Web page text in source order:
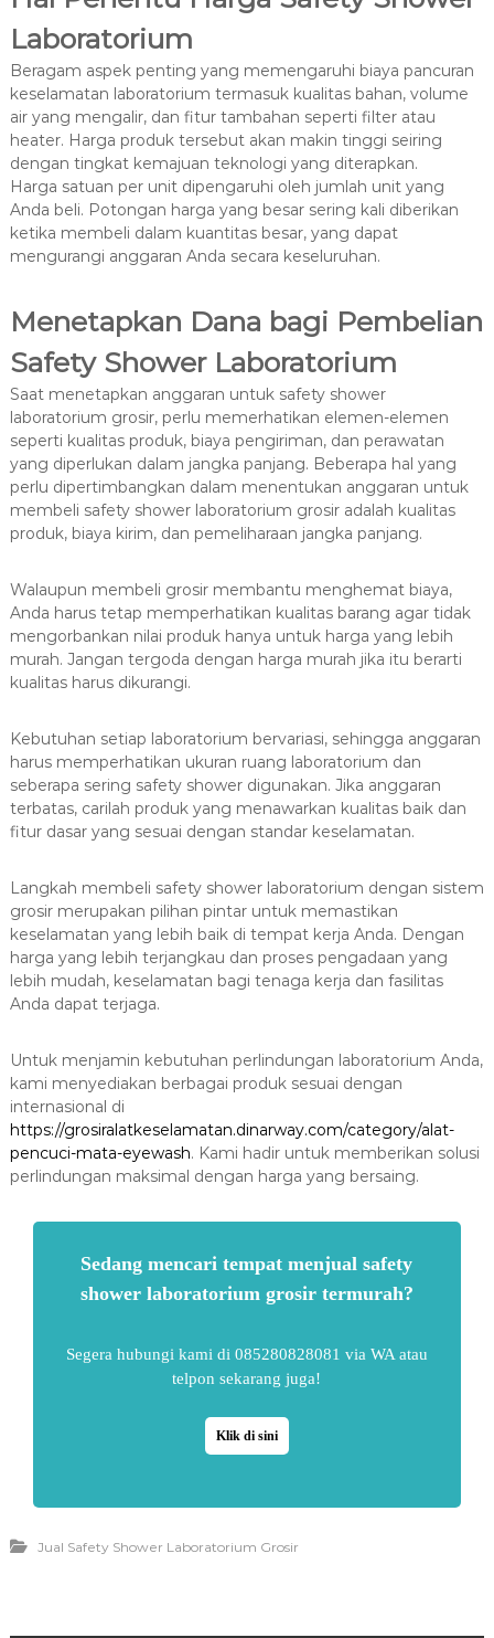
Laboratorium
Beragam aspek penting yang memengaruhi biaya pancuran
keselamatan laboratorium termasuk kualitas bahan, volume
air yang mengalir, dan fitur tambahan seperti filter atau
heater. Harga produk tersebut akan makin tinggi seiring
dengan tingkat kemajuan teknologi yang diterapkan.
Harga satuan per unit dipengaruhi oleh jumlah unit yang
Anda beli. Potongan harga yang besar sering kali diberikan
ketika membeli dalam kuantitas besar, yang dapat
mengurangi anggaran Anda secara keseluruhan.
Menetapkan Dana bagi Pembelian
Safety Shower Laboratorium
Saat menetapkan anggaran untuk safety shower
laboratorium grosir, perlu memerhatikan elemen-elemen
seperti kualitas produk, biaya pengiriman, dan perawatan
yang diperlukan dalam jangka panjang. Beberapa hal yang
perlu dipertimbangkan dalam menentukan anggaran untuk
membeli safety shower laboratorium grosir adalah kualitas
produk, biaya kirim, dan pemeliharaan jangka panjang.
Walaupun membeli grosir membantu menghemat biaya,
Anda harus tetap memperhatikan kualitas barang agar tidak
mengorbankan nilai produk hanya untuk harga yang lebih
murah. Jangan tergoda dengan harga murah jika itu berarti
kualitas harus dikurangi.
Kebutuhan setiap laboratorium bervariasi, sehingga anggaran
harus memperhatikan ukuran ruang laboratorium dan
seberapa sering safety shower digunakan. Jika anggaran
terbatas, carilah produk yang menawarkan kualitas baik dan
fitur dasar yang sesuai dengan standar keselamatan.
Langkah membeli safety shower laboratorium dengan sistem
grosir merupakan pilihan pintar untuk memastikan
keselamatan yang lebih baik di tempat kerja Anda. Dengan
harga yang lebih terjangkau dan proses pengadaan yang
lebih mudah, keselamatan bagi tenaga kerja dan fasilitas
Anda dapat terjaga.
Untuk menjamin kebutuhan perlindungan laboratorium Anda,
kami menyediakan berbagai produk sesuai dengan
internasional di
https://grosiralatkeselamatan.dinarway.com/category/alat-
pencuci-mata-eyewash. Kami hadir untuk memberikan solusi
perlindungan maksimal dengan harga yang bersaing.
Sedang mencari tempat menjual safety
shower laboratorium grosir termurah?
Segera hubungi kami di 085280828081 via WA atau
telpon sekarang juga!
Klik di sini
Jual Safety Shower Laboratorium Grosir